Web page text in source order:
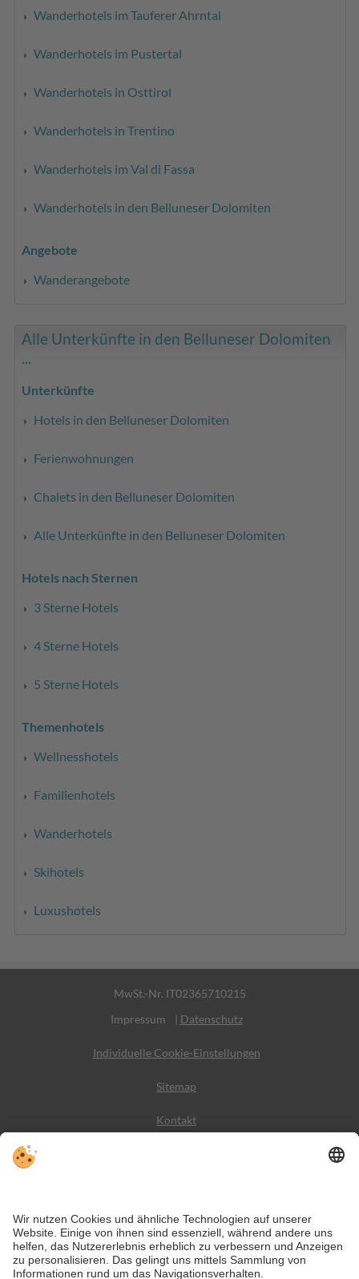
Wanderhotels im Tauferer Ahrntal
Wanderhotels im Pustertal
Wanderhotels in Osttirol
Wanderhotels in Trentino
Wanderhotels im Val di Fassa
Wanderhotels in den Belluneser Dolomiten
Angebote
Wanderangebote
Alle Unterkünfte in den Belluneser Dolomiten
...
Unterkünfte
Hotels in den Belluneser Dolomiten
Ferienwohnungen
Chalets in den Belluneser Dolomiten
Alle Unterkünfte in den Belluneser Dolomiten
Hotels nach Sternen
3 Sterne Hotels
4 Sterne Hotels
5 Sterne Hotels
Themenhotels
Wellnesshotels
Familienhotels
Wanderhotels
Skihotels
Luxushotels
MwSt.-Nr. IT02365710215
Impressum
| Datenschutz
Individuelle Cookie-Einstellungen
Sitemap
Kontakt
VIVODolomiti ist das Reiseportal für unvergesslichen